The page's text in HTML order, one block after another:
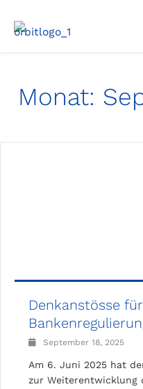
Inhalt
Monat:
Denkanstösse
September 18, 2025
Am 6. Juni 2025 hat
zur